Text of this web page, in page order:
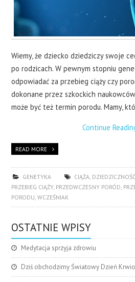
Wiemy, że dziecko dziedziczy swoje
po rodzicach. W pewnym stopniu
odpowiadać za przebieg ciąży czy
dokonane przez szkockich
może być też termin porodu. Mamy,
Continue
READ MORE
GENETYKA CIĄŻA,
PRZEBIEG CIĄŻY, PRZEDWCZESNY PORÓD,
PORODU,WCZEŚNIAK
OSTATNIE WPISY
Medytacja sprzyja zdrowiu
Dziś obchodzimy Światowy Dzień